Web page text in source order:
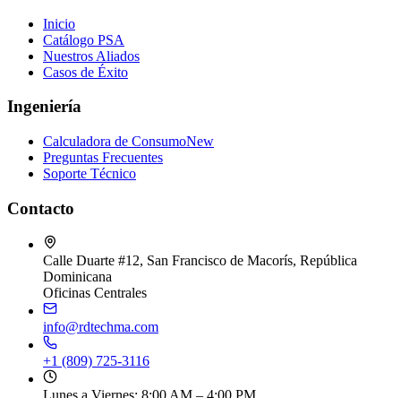
Inicio
Catálogo PSA
Nuestros Aliados
Casos de Éxito
Ingeniería
Calculadora de ConsumoNew
Preguntas Frecuentes
Soporte Técnico
Contacto
Calle Duarte #12, San Francisco de Macorís, República
Dominicana
Oficinas Centrales
info@rdtechma.com
+1 (809) 725-3116